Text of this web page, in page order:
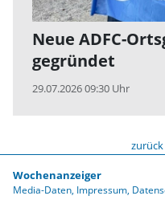
Neue ADFC-
gegründet
29.07.2026 09:30 Uhr
Wochenanzeiger
Media-Daten Impressum